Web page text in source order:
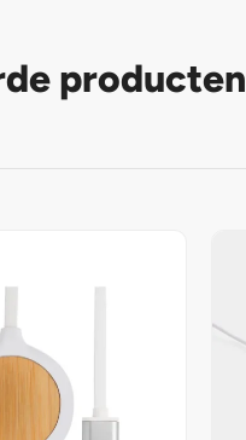
producten